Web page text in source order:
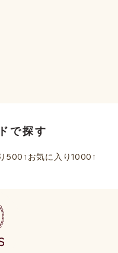
で探す
500↑ お気に入り1000↑